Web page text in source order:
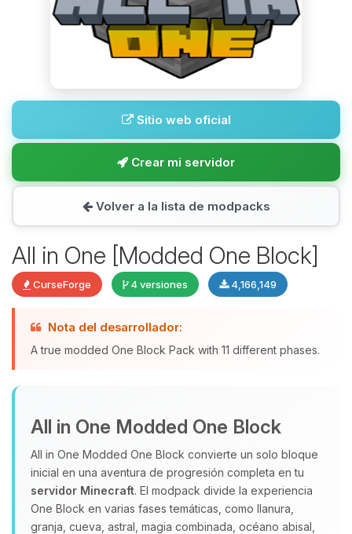
Sitio web oficial
Crear mi servidor
Volver a la lista de modpacks
All in One [Modded One Block]
CurseForge 4 versiones 4,166,149
Nota del desarrollador:
A true modded One Block Pack with 11 different phases.
All in One Modded One Block
All in One Modded One Block convierte un solo bloque
inicial en una aventura de progresión completa en tu
servidor Minecraft. El modpack divide la experiencia
One Block en varias fases temáticas, como llanura,
granja, cueva, astral, magia combinada, océano abisal,
Yupi, por fin alguien con quien
08/08/2026 15:55